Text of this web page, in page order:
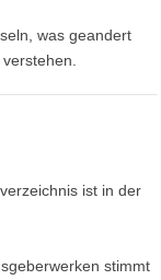
was geandert
ist in der
stimmt